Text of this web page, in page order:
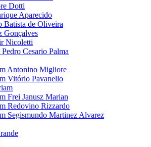
Dotti
Aparecido
Batista de Oliveira
Gonçalves
Nicoletti
Cesario Palma
Antonino Migliore
Vitório Pavanello
Frei Janusz Marian
Redovino Rizzardo
Segismundo Martinez Alvarez